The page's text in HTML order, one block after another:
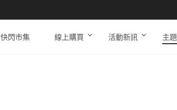
快閃市集 線上購買 活動新訊 主